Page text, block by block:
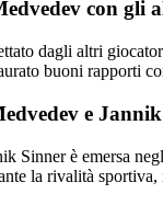
con gli
dagli altri
buoni rapporti
e
Sinner è emersa
la rivalità